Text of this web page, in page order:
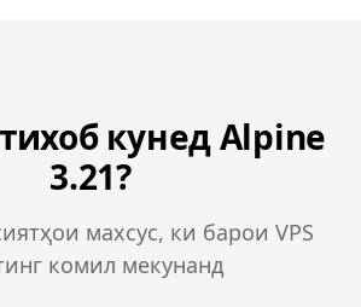
кунед Alpine
3.21?
махсус, ки барои VPS
комил мекунанд